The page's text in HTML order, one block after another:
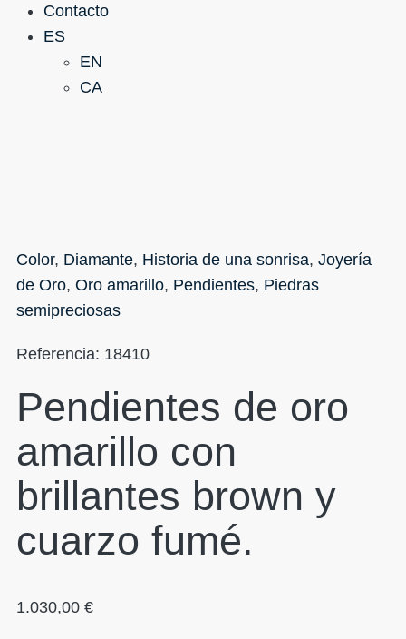
Contacto
ES
EN
CA
Color, Diamante, Historia de una sonrisa, Joyería
de Oro, Oro amarillo, Pendientes, Piedras
semipreciosas
Referencia: 18410
Pendientes de oro
amarillo con
brillantes brown y
cuarzo fumé.
1.030,00 €